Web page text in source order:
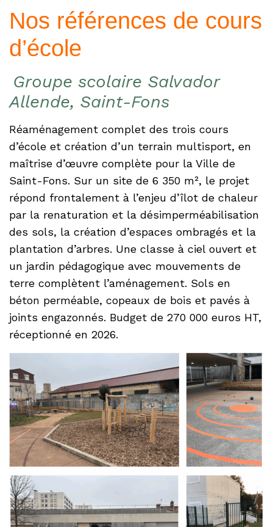
Nos références de cours
d’école
Groupe scolaire Salvador
Allende, Saint-Fons
Réaménagement complet des trois cours
d’école et création d’un terrain multisport, en
maîtrise d’œuvre complète pour la Ville de
Saint-Fons. Sur un site de 6 350 m², le projet
répond frontalement à l’enjeu d’îlot de chaleur
par la renaturation et la désimperméabilisation
des sols, la création d’espaces ombragés et la
plantation d’arbres. Une classe à ciel ouvert et
un jardin pédagogique avec mouvements de
terre complètent l’aménagement. Sols en
béton perméable, copeaux de bois et pavés à
joints engazonnés. Budget de 270 000 euros HT,
réceptionné en 2026.